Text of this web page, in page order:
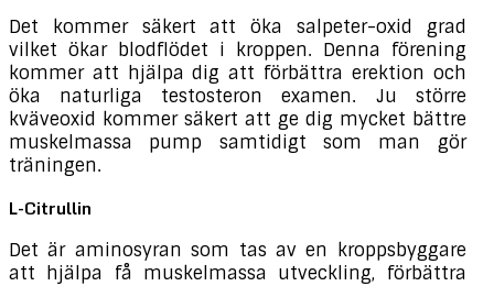
Det kommer säkert att öka salpeter-oxid grad
vilket ökar blodflödet i kroppen. Denna förening
kommer att hjälpa dig att förbättra erektion och
öka naturliga testosteron examen. Ju större
kväveoxid kommer säkert att ge dig mycket bättre
muskelmassa pump samtidigt som man gör
träningen.
L-Citrullin
Det är aminosyran som tas av en kroppsbyggare
att hjälpa få muskelmassa utveckling, förbättra